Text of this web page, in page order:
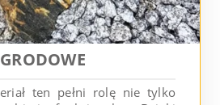
ten pełni rolę nie tylko